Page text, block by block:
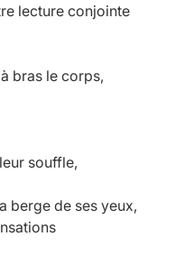
lecture conjointe
bras le corps,
souffle,
berge de ses yeux,